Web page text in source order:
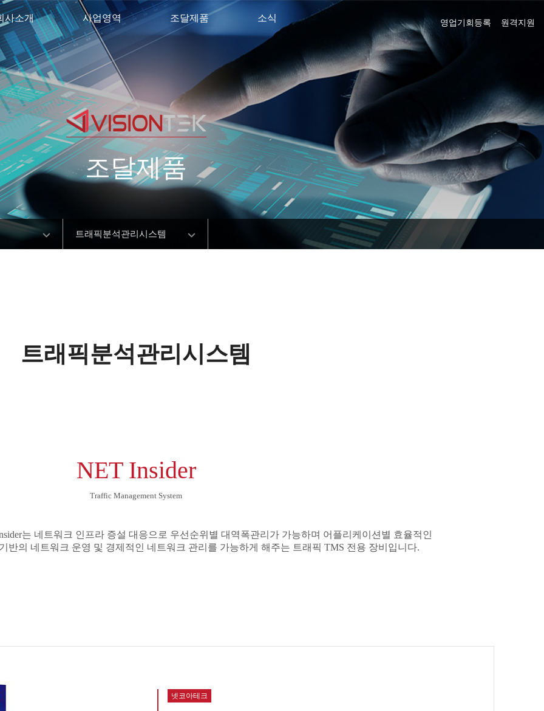
원격지원
영업기회등록
사소개 사업영역 조달제품 소식
조달제품
트래픽분석관리시스템
트래픽분석관리시스템
NET Insider
Traffic Management System
는 네트워크 인프라 증설 대응으로 우선순위별 대역폭관리가 가능하며 어플리케이션별 효율적인
반의 네트워크 운영 및 경제적인 네트워크 관리를 가능하게 해주는 트래픽 TMS 전용 장비입니다.
넷코아테크